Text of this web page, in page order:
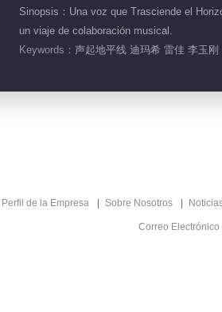
Sinopsis：Una voz que Trasciende el
un viaje de colaboración musical.
Keywords： 声起地平线 迪玛希 雷佳 李玉
Perfil de la Empresa Sobre Nosotros
Correo